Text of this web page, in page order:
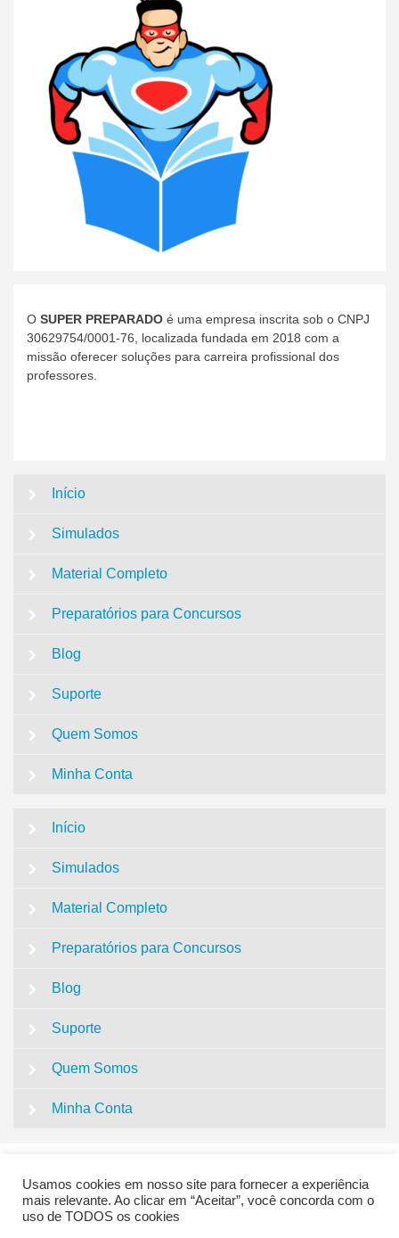
O SUPER PREPARADO é uma empresa inscrita sob o CNPJ
30629754/0001-76, localizada fundada em 2018 com a
missão oferecer soluções para carreira profissional dos
professores.
Início
Simulados
Material Completo
Preparatórios para Concursos
Blog
Suporte
Quem Somos
Minha Conta
Início
Simulados
Material Completo
Preparatórios para Concursos
Blog
Suporte
Quem Somos
Minha Conta
Usamos cookies em nosso site para fornecer a experiência
mais relevante. Ao clicar em “Aceitar”, você concorda com o
uso de TODOS os cookies